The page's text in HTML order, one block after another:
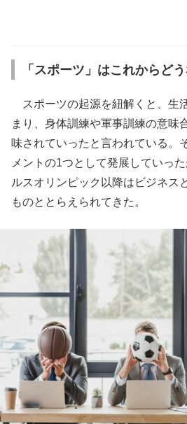
「スポーツ」はこれからど
スポーツの起源を紐解くと、生
まり、身体訓練や軍事訓練の意味
味されていったと言われている。
メントの1つとして発展していっ
ルスオリンピック以降はビジネス
ものととらえられてきた。